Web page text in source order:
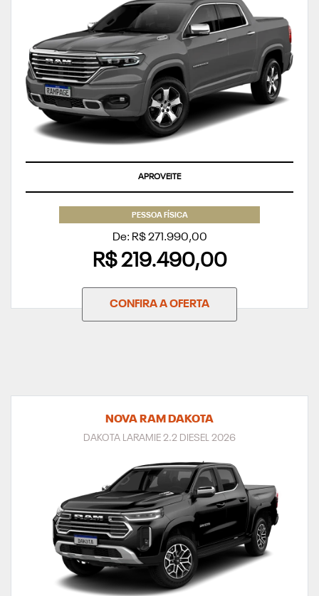
APROVEITE
PESSOA FÍSICA
De: R$ 271.990,00
R$ 219.490,00
CONFIRA A OFERTA
NOVA RAM DAKOTA
DAKOTA LARAMIE 2.2 DIESEL 2026